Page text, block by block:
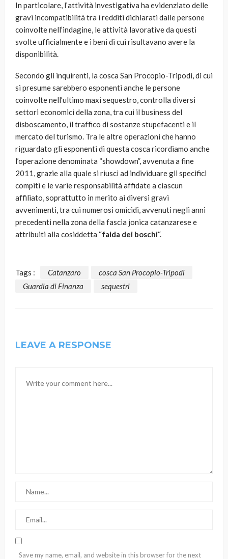
In particolare, l’attività investigativa ha evidenziato delle
gravi incompatibilità tra i redditi dichiarati dalle persone
coinvolte nell’indagine, le attività lavorative da questi
svolte ufficialmente e i beni di cui risultavano avere la
disponibilità.
Secondo gli inquirenti, la cosca San Procopio-Tripodi, di cui
si presume sarebbero esponenti anche le persone
coinvolte nell’ultimo maxi sequestro, controlla diversi
settori economici della zona, tra cui il business del
disboscamento, il traffico di sostanze stupefacenti e il
mercato del turismo. Tra le altre operazioni che hanno
riguardato gli esponenti di questa cosca ricordiamo anche
l’operazione denominata “showdown”, avvenuta a fine
2011, grazie alla quale si riuscì ad individuare gli specifici
compiti e le varie responsabilità affidate a ciascun
affiliato, soprattutto in merito ai diversi gravi
avvenimenti, tra cui numerosi omicidi, avvenuti negli anni
precedenti nella zona della fascia jonica catanzarese e
attribuiti alla cosiddetta “faida dei boschi“.
Tags : Catanzaro
cosca San Procopio-Tripodi
Guardia di Finanza
sequestri
LEAVE A RESPONSE
Save my name, email, and website in this browser for the next